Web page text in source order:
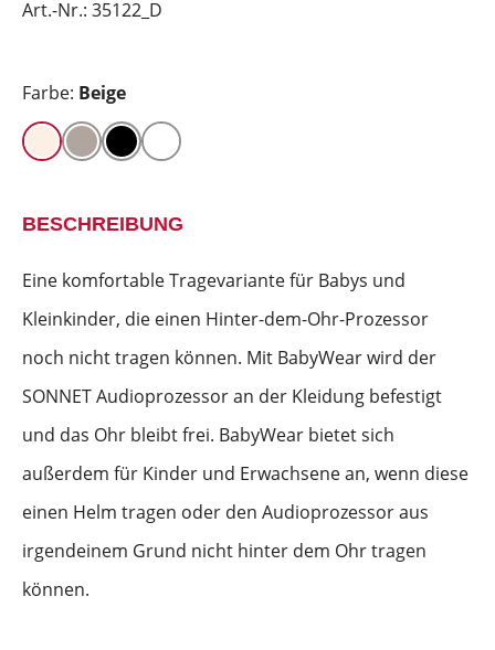
Art.-Nr.: 35122_D
Farbe: Beige
BESCHREIBUNG
Eine komfortable Tragevariante für Babys und
Kleinkinder, die einen Hinter-dem-Ohr-Prozessor
noch nicht tragen können. Mit BabyWear wird der
SONNET Audioprozessor an der Kleidung befestigt
und das Ohr bleibt frei. BabyWear bietet sich
außerdem für Kinder und Erwachsene an, wenn diese
einen Helm tragen oder den Audioprozessor aus
irgendeinem Grund nicht hinter dem Ohr tragen
können.